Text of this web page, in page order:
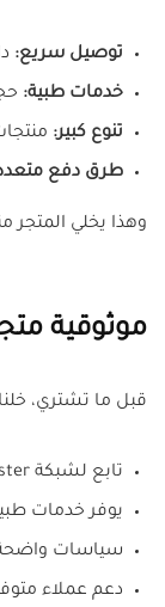
توصيل سريع:
خدمات طبية:
تنوع كبير:
طرق دفع
وهذا يخلي المتجر
موثوقية
قبل ما تشتري،
تابع لشبكة Aster الطبية المعروفة.
يوفر خدمات
سياسات واضحة
دعم عملاء